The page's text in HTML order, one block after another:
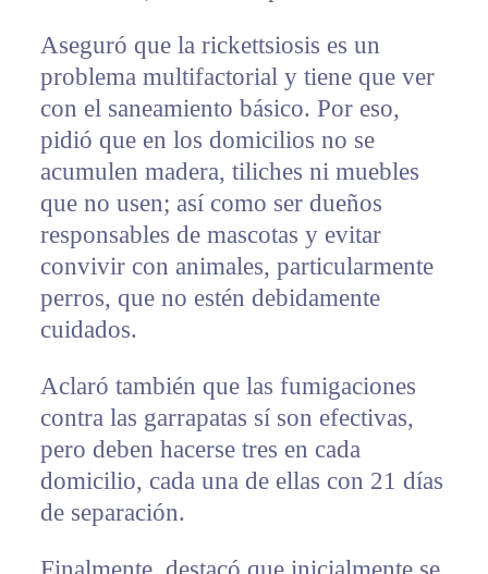
Aseguró que la rickettsiosis es un
problema multifactorial y tiene que ver
con el saneamiento básico. Por eso,
pidió que en los domicilios no se
acumulen madera, tiliches ni muebles
que no usen; así como ser dueños
responsables de mascotas y evitar
convivir con animales, particularmente
perros, que no estén debidamente
cuidados.
Aclaró también que las fumigaciones
contra las garrapatas sí son efectivas,
pero deben hacerse tres en cada
domicilio, cada una de ellas con 21 días
de separación.